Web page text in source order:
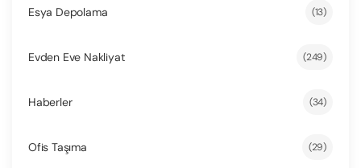
Esya Depolama (13)
Evden Eve Nakliyat (249)
Haberler (34)
Ofis Taşıma (29)